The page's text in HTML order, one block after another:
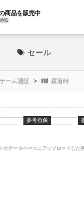
商品を販売中
販
セール
ーム通販 霧落峠
参考画像
のデータベースにアップロードした